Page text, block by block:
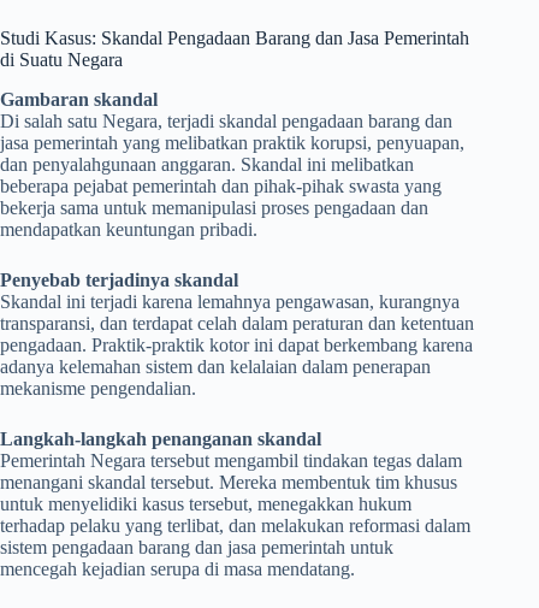
Studi Kasus: Skandal Pengadaan Barang dan Jasa Pemerintah
di Suatu Negara
Gambaran skandal
Di salah satu Negara, terjadi skandal pengadaan barang dan
jasa pemerintah yang melibatkan praktik korupsi, penyuapan,
dan penyalahgunaan anggaran. Skandal ini melibatkan
beberapa pejabat pemerintah dan pihak-pihak swasta yang
bekerja sama untuk memanipulasi proses pengadaan dan
mendapatkan keuntungan pribadi.
Penyebab terjadinya skandal
Skandal ini terjadi karena lemahnya pengawasan, kurangnya
transparansi, dan terdapat celah dalam peraturan dan ketentuan
pengadaan. Praktik-praktik kotor ini dapat berkembang karena
adanya kelemahan sistem dan kelalaian dalam penerapan
mekanisme pengendalian.
Langkah-langkah penanganan skandal
Pemerintah Negara tersebut mengambil tindakan tegas dalam
menangani skandal tersebut. Mereka membentuk tim khusus
untuk menyelidiki kasus tersebut, menegakkan hukum
terhadap pelaku yang terlibat, dan melakukan reformasi dalam
sistem pengadaan barang dan jasa pemerintah untuk
mencegah kejadian serupa di masa mendatang.